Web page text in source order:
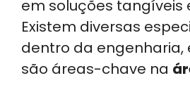
em soluções tangíveis
Existem diversas
dentro da engenharia,
são áreas-chave na